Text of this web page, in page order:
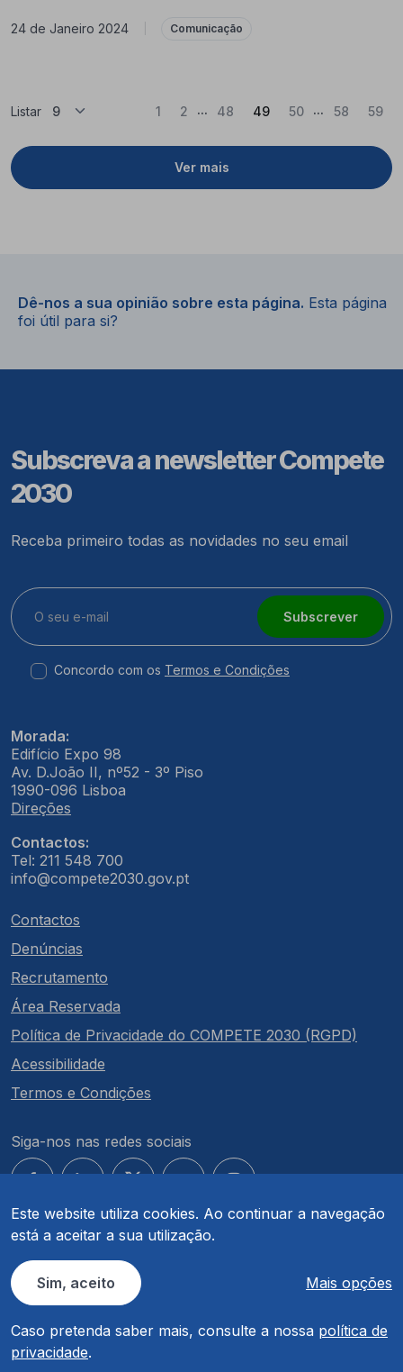
Este website utiliza cookies. Ao continuar a navegação
está a aceitar a sua utilização.
Sim, aceito Mais opções
Caso pretenda saber mais, consulte a nossa política de
privacidade.
24 de Janeiro 2024 Comunicação
Listar
Ver mais
1 2 ... 48 49(Atual)
50 ... 58 59
Dê-nos a sua opinião sobre esta página. Esta página
foi útil para si?
Subscreva a newsletter Compete
2030
Receba primeiro todas as novidades no seu email
Subscrever
Concordo com os Termos e Condições
Morada:
Edifício Expo 98
Av. D.João II, nº52 - 3º Piso
1990-096 Lisboa
Direções
Contactos:
Tel: 211 548 700
info@compete2030.gov.pt
Contactos
Denúncias
Recrutamento
Área Reservada
Política de Privacidade do COMPETE 2030 (RGPD)
Acessibilidade
Termos e Condições
Siga-nos nas redes sociais
© COMPETE 2030. Todos os direitos reservados.